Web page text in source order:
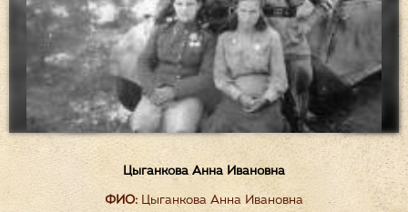
Цыганкова Анна Ивановна
ФИО: Цыганкова Анна Ивановна